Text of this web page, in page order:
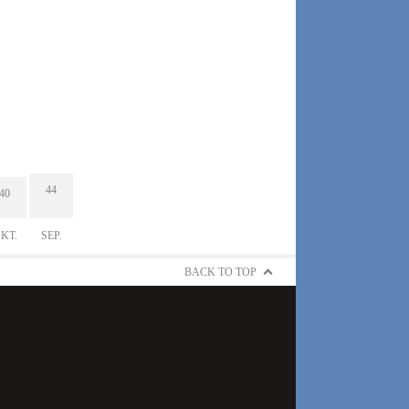
40 44
SEP.
BACK TO TOP